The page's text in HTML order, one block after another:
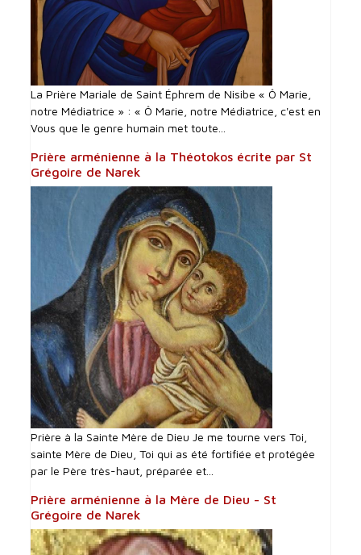
La Prière Mariale de Saint Éphrem de Nisibe « Ô Marie,
notre Médiatrice » : « Ô Marie, notre Médiatrice, c'est en
Vous que le genre humain met toute...
Prière arménienne à la Théotokos écrite par St
Grégoire de Narek
Prière à la Sainte Mère de Dieu Je me tourne vers Toi,
sainte Mère de Dieu, Toi qui as été fortifiée et protégée
par le Père très-haut, préparée et...
Prière arménienne à la Mère de Dieu - St
Grégoire de Narek